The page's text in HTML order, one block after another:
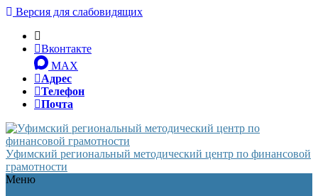
Версия для слабовидящих
Вконтакте
MAX
Адрес
Телефон
Почта
Уфимский региональный методический центр по финансовой
грамотности
Меню